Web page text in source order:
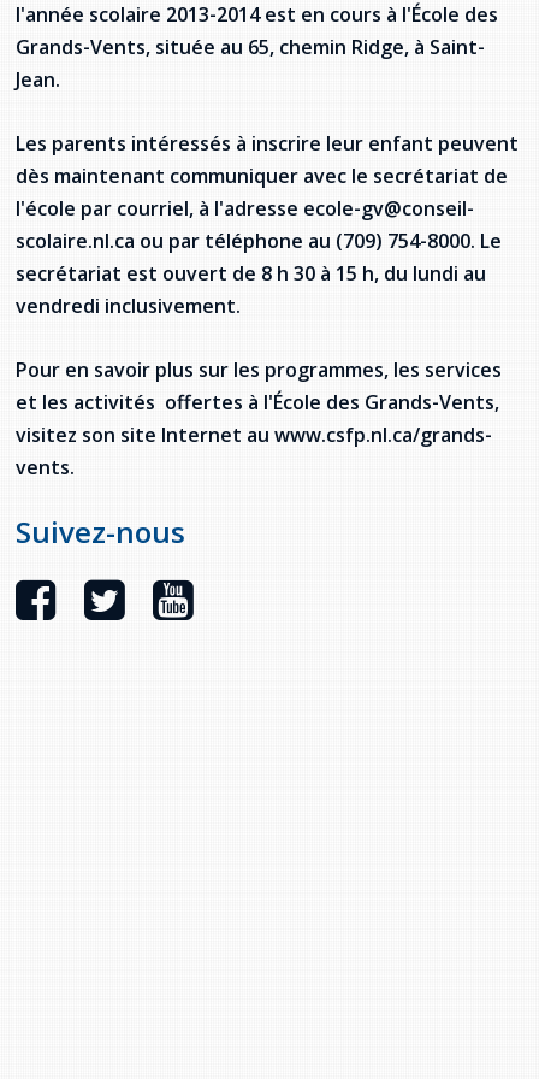
Jeux de la francophonie canadienne
Forum jeunesse pancanadien
Festival jeunesse de l'Acadie
Assemblée générale annuelle
Gestes et paroles ambigus
Admission au barreau
Ressources documentaires
Formulaires de procédure pénale
La Charte canadienne des droits et libertés
Lois fréquemment consultées
Commission des droits de la personne de
Terre-Neuve-et-Labrador
louer sur le long terme (leasing) un véhicule
neuf
Offres d'emploi (Secteur Justice)
Législation spéciale Covid-19
L'Aide juridique à Terre-Neuve-et-
Labrador
Qu'est-ce que l'Aide juridique ?
et-Labrador
Répertoire des juristes d'expression
française
Règlement Quiz RVF 2021
Continuons en français
Activités
Guide du système de santé à TNL
Annuaire de santé
Offres Actives
Santé mentale et dépendances
Société Santé en français (SSF)
Travailler en santé à TNL
Passeport Santé
Répertoire des professionnels de santé
Visages de la santé
Pinos Mpiana
Allison Chaytor
Programmes et services du gouvernement
Ressources linguistiques pour la
Services en français
Ma langue, c'est ma fierté !
Carte des services en français
2SLGBTQIA+
l'année scolaire 2013-2014 est en cours à l'École des
Grands-Vents, située au 65, chemin Ridge, à Saint-
Jean.
Les parents intéressés à inscrire leur enfant peuvent
dès maintenant communiquer avec le secrétariat de
l'école par courriel, à l'adresse ecole-gv@conseil-
scolaire.nl.ca ou par téléphone au (709) 754-8000. Le
secrétariat est ouvert de 8 h 30 à 15 h, du lundi au
vendredi inclusivement.
Pour en savoir plus sur les programmes, les services
et les activités offertes à l'École des Grands-Vents,
visitez son site Internet au www.csfp.nl.ca/grands-
vents.
Suivez-nous